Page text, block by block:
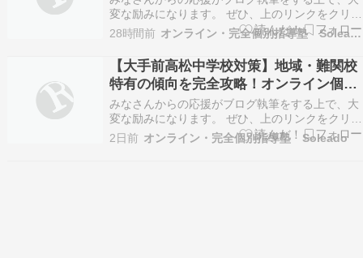
変な励みになります。 ぜひ、上のリンクをクリッ
クをお願いします。 こんにちは！オンライン・完
全個別指導塾 Soleado（ソレアド）です。 志望校
対策シリーズ第5回となる今回は、開智学園グル
ープの新たな共学校として大きな注目を集める
「…
28時間前 オンライン・完全個別指導塾 Soleado
【大手前高松中学校対策】地域・難関校
特有の傾向を完全攻略！オンライン個別
で掴む合格
みなさんからの応援がブログ執筆をする上で、大
変な励みになります。 ぜひ、上のリンクをクリッ
クをお願いします。 こんにちは！オンライン・完
全個別指導塾 Soleado（ソレアド）です。 志望校
2日前 オンライン・完全個別指導塾 Soleado